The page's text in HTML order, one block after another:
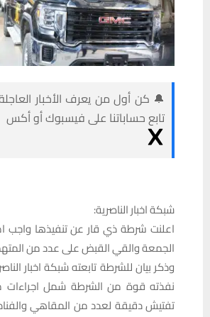
🔔 كن أول من يعرف الأخبار
تابع حساباتنا على فيسبوك أو أكس
شبكة اخبار الناصرية:
اعلنت شرطة ذي قار عن تنفيذها
الجمعة والقي القبض على عدد من
وذكر بيان للشرطة تابعته شبكة اخبار
نفذته قوة من الشرطة شمل
تفتيش دقيقة لعدد من المقاهي